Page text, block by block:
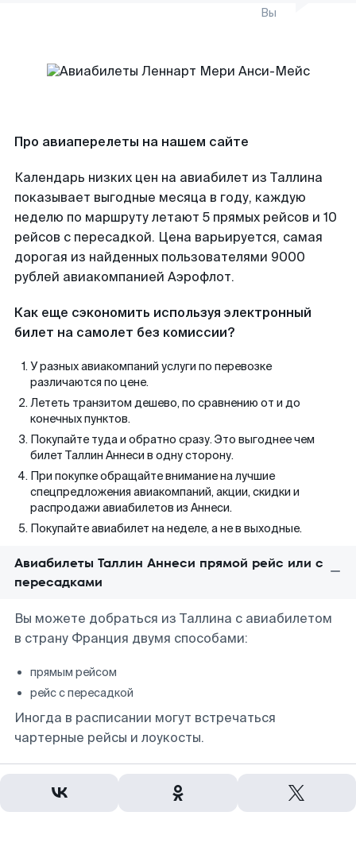
Вы
Про авиаперелеты на нашем сайте
Календарь низких цен на авиабилет из Таллина
показывает выгодные месяца в году, каждую
неделю по маршруту летают 5 прямых рейсов и 10
рейсов с пересадкой. Цена варьируется, самая
дорогая из найденных пользователями 9000
рублей авиакомпанией Аэрофлот.
Как еще сэкономить используя электронный
билет на самолет без комиссии?
У разных авиакомпаний услуги по перевозке
различаются по цене.
Лететь транзитом дешево, по сравнению от и до
конечных пунктов.
Покупайте туда и обратно сразу. Это выгоднее чем
билет Таллин Аннеси в одну сторону.
При покупке обращайте внимание на лучшие
спецпредложения авиакомпаний, акции, скидки и
распродажи авиабилетов из Аннеси.
Покупайте авиабилет на неделе, а не в выходные.
Авиабилеты Таллин Аннеси прямой рейс или с
пересадками
Вы можете добраться из Таллина с авиабилетом
в страну Франция двумя способами:
прямым рейсом
рейс с пересадкой
Иногда в расписании могут встречаться
чартерные рейсы и лоукосты.